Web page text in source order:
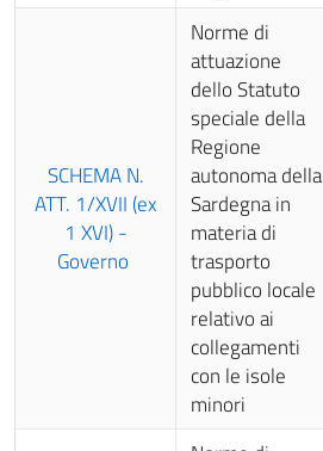
SCHEMA N.
ATT. 1/XVII (ex
1 XVI) -
Governo
Norme di
attuazione
dello Statuto
speciale della
Regione
autonoma della
Sardegna in
materia di
trasporto
pubblico locale
relativo ai
collegamenti
con le isole
minori